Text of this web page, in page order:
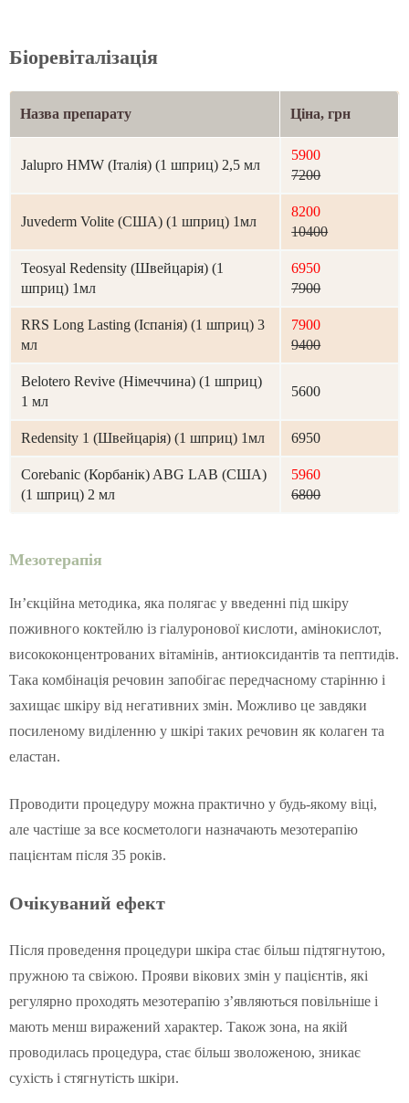
Біоревіталізація
Назва препарату Ціна, грн
Jalupro HMW (Італія) (1 шприц) 2,5 мл
5900
7200
Juvederm Volite (США) (1 шприц) 1мл
8200
10400
Teosyal Redensity (Швейцарія) (1
шприц) 1мл
6950
7900
RRS Long Lasting (Іспанія) (1 шприц) 3
мл
7900
9400
Belotero Revive (Німеччина) (1 шприц)
1 мл
5600
Redensity 1 (Швейцарія) (1 шприц) 1мл 6950
Corebanic (Корбанік) ABG LAB (США)
(1 шприц) 2 мл
5960
6800
Мезотерапія
Ін’єкційна методика, яка полягає у введенні під шкіру
поживного коктейлю із гіалуронової кислоти, амінокислот,
висококонцентрованих вітамінів, антиоксидантів та пептидів.
Така комбінація речовин запобігає передчасному старінню і
захищає шкіру від негативних змін. Можливо це завдяки
посиленому виділенню у шкірі таких речовин як колаген та
еластан.
Проводити процедуру можна практично у будь-якому віці,
але частіше за все косметологи назначають мезотерапію
пацієнтам після 35 років.
Очікуваний ефект
Після проведення процедури шкіра стає більш підтягнутою,
пружною та свіжою. Прояви вікових змін у пацієнтів, які
регулярно проходять мезотерапію з’являються повільніше і
мають менш виражений характер. Також зона, на якій
проводилась процедура, стає більш зволоженою, зникає
сухість і стягнутість шкіри.